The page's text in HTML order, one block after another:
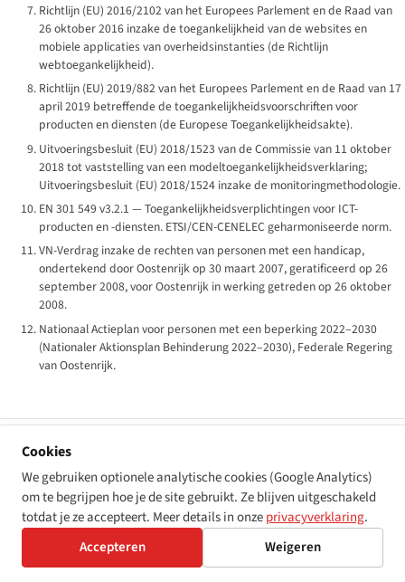
Richtlijn (EU) 2016/2102 van het Europees Parlement en de Raad van
26 oktober 2016 inzake de toegankelijkheid van de websites en
mobiele applicaties van overheidsinstanties (de Richtlijn
webtoegankelijkheid).
Richtlijn (EU) 2019/882 van het Europees Parlement en de Raad van 17
april 2019 betreffende de toegankelijkheidsvoorschriften voor
producten en diensten (de Europese Toegankelijkheidsakte).
Uitvoeringsbesluit (EU) 2018/1523 van de Commissie van 11 oktober
2018 tot vaststelling van een modeltoegankelijkheidsverklaring;
Uitvoeringsbesluit (EU) 2018/1524 inzake de monitoringmethodologie.
EN 301 549 v3.2.1 — Toegankelijkheidsverplichtingen voor ICT-
producten en -diensten. ETSI/CEN-CENELEC geharmoniseerde norm.
VN-Verdrag inzake de rechten van personen met een handicap,
ondertekend door Oostenrijk op 30 maart 2007, geratificeerd op 26
september 2008, voor Oostenrijk in werking getreden op 26 oktober
2008.
Nationaal Actieplan voor personen met een beperking 2022–2030
(Nationaler Aktionsplan Behinderung 2022–2030), Federale Regering
van Oostenrijk.
← Alle landen
Cookies
We gebruiken optionele analytische cookies (Google Analytics)
om te begrijpen hoe je de site gebruikt. Ze blijven uitgeschakeld
totdat je ze accepteert. Meer details in onzeprivacyverklaring.
Accepteren
Weigeren